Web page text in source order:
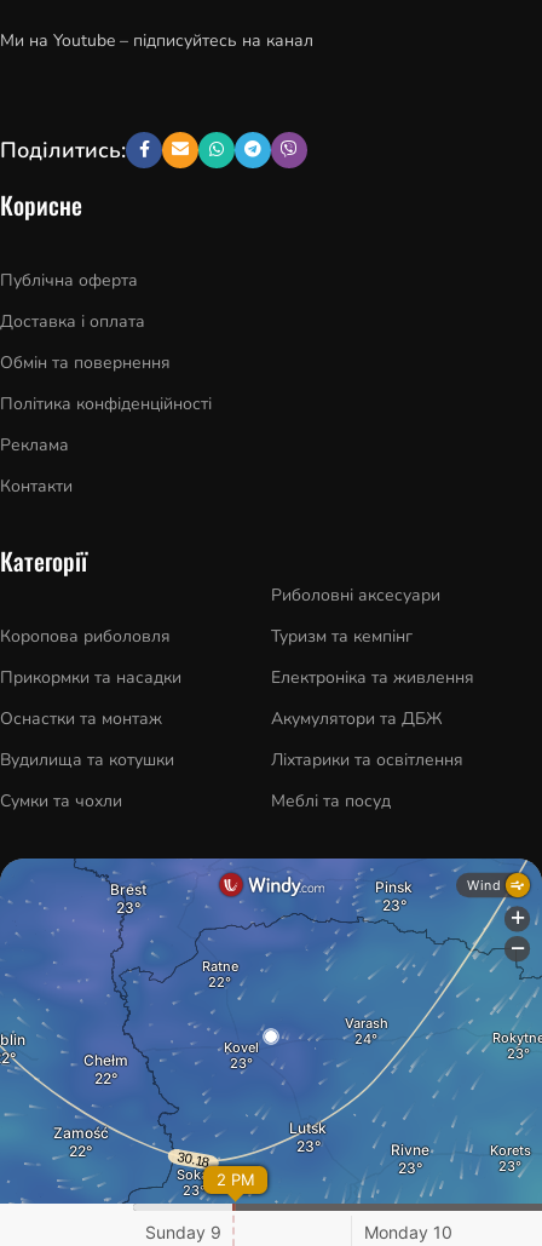
Ми на Youtube – підписуйтесь на канал
Поділитись:
Корисне
Публічна оферта
Доставка і оплата
Обмін та повернення
Політика конфіденційності
Реклама
Контакти
Категорії
Коропова риболовля
Прикормки та насадки
Оснастки та монтаж
Вудилища та котушки
Сумки та чохли
Риболовні аксесуари
Туризм та кемпінг
Електроніка та живлення
Акумулятори та ДБЖ
Ліхтарики та освітлення
Меблі та посуд